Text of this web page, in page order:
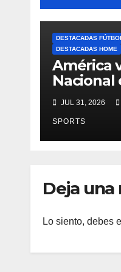
DESTACADAS
DESTACADAS HOME
América
Nacional
fecha:
clásico
de
JUL 31, 2026
SPORTS
Deja una
Lo siento, debes